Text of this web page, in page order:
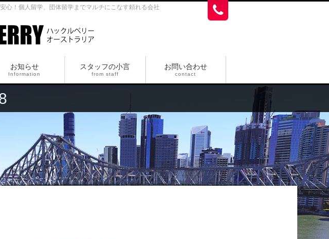
心！個人留学、団体留学までマルチにこなす頼れる会社
お知らせ
Information
スタッフの小言
from staff
お問い合わせ
contact